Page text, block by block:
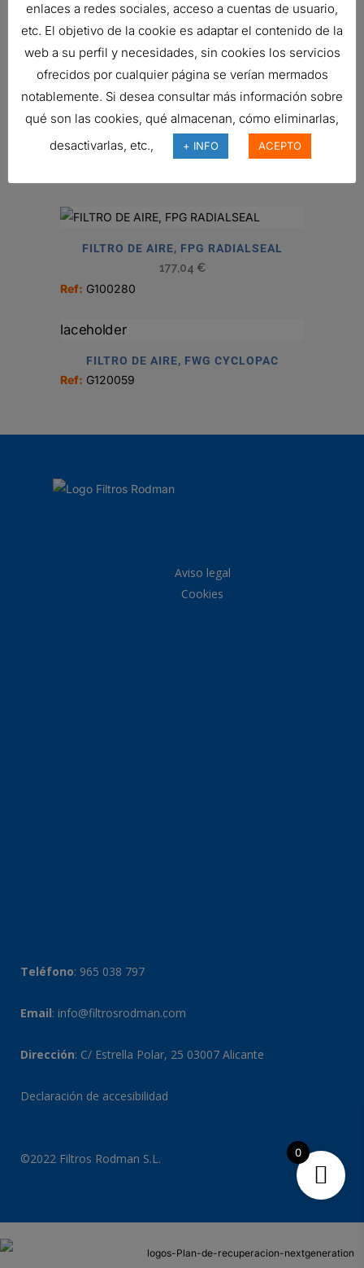
G070019
FILTRO DE AIRE, ERB
FILTRO DE AIRE, FPG RADIALSEAL
177,04 €
Ref: G100280
FILTRO DE AIRE, FWG CYCLOPAC
Ref: G120059
Aviso legal
Cookies
Teléfono: 965 038 797
Email: info@filtrosrodman.com
Dirección: C/ Estrella Polar, 25 03007 Alicante
Declaración de accesibilidad
©2022 Filtros Rodman S.L.
enlaces a redes sociales, acceso a cuentas de usuario,
etc. El objetivo de la cookie es adaptar el contenido de la
web a su perfil y necesidades, sin cookies los servicios
ofrecidos por cualquier página se verían mermados
notablemente. Si desea consultar más información sobre
qué son las cookies, qué almacenan, cómo eliminarlas,
desactivarlas, etc.,
+ INFO ACEPTO
0